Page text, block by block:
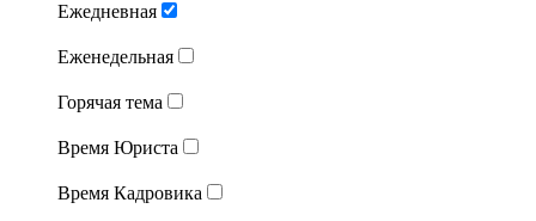
Ежедневная
Еженедельная
Горячая тема
Время Юриста
Время Кадровика